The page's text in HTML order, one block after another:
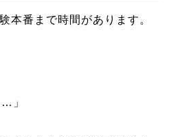
本番まで時間があります。
」